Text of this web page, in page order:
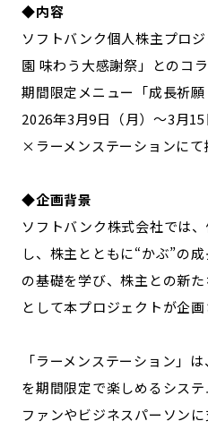
◆内容
ソフトバンク個人株主プロ
園 味わう大感謝祭」とのコ
期間限定メニュー「成長祈
2026年3月9日（月）〜3月
×ラーメンステーションにて
◆企画背景
ソフトバンク株式会社では
し、株主とともに“かぶ”の
の基礎を学び、株主との新
として本プロジェクトが企画
「ラーメンステーション」
を期間限定で楽しめるシス
ファンやビジネスパーソンに